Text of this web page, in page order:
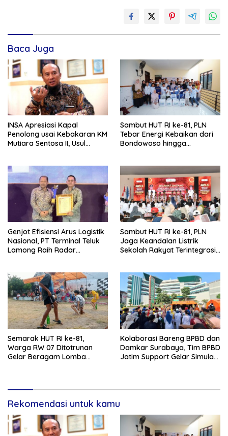
Baca Juga
INSA Apresiasi Kapal
Penolong usai Kebakaran KM
Mutiara Sentosa II, Usul
Sambut HUT RI ke-81, PLN
Tebar Energi Kebaikan dari
Bondowoso hingga
Genjot Efisiensi Arus Logistik
Nasional, PT Terminal Teluk
Lamong Raih Radar
Sambut HUT RI ke-81, PLN
Jaga Keandalan Listrik
Sekolah Rakyat Terintegrasi 1
Semarak HUT RI ke-81,
Warga RW 07 Ditotrunan
Gelar Beragam Lomba
Kolaborasi Bareng BPBD dan
Damkar Surabaya, Tim BPBD
Jatim Support Gelar Simulasi
Rekomendasi untuk kamu